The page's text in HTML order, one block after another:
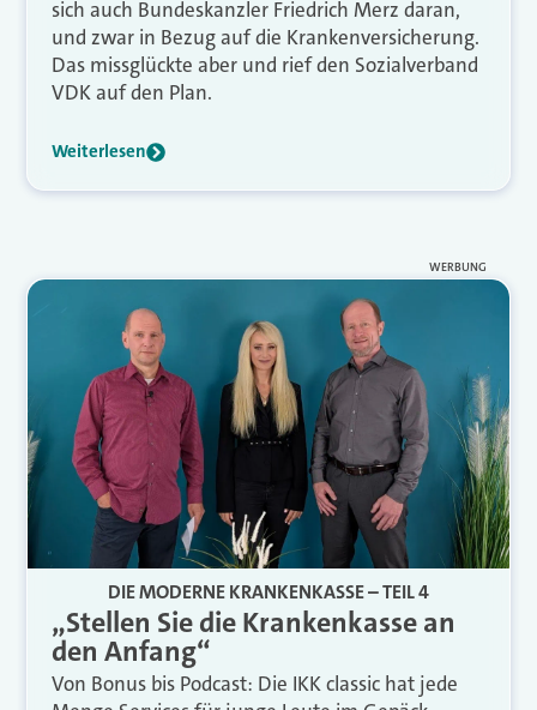
sich auch Bundeskanzler Friedrich Merz daran,
und zwar in Bezug auf die Krankenversicherung.
Das missglückte aber und rief den Sozialverband
VDK auf den Plan.
Weiterlesen
WERBUNG
DIE MODERNE KRANKENKASSE – TEIL 4
„Stellen Sie die Krankenkasse an
den Anfang“
Von Bonus bis Podcast: Die IKK classic hat jede